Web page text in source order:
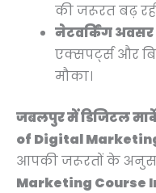
की जरूरत बढ़
नेटवर्किंग अवसर
एक्सपर्ट्स और
मौका।
जबलपुर में डिजिटल
of Digital
आपकी जरूरतों के
Marketing Course